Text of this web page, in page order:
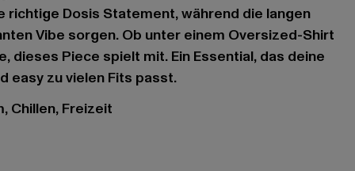
richtige Dosis Statement, während die langen
Vibe sorgen. Ob unter einem Oversized-Shirt
dieses Piece spielt mit. Ein Essential, das deine
easy zu vielen Fits passt.
Chillen, Freizeit